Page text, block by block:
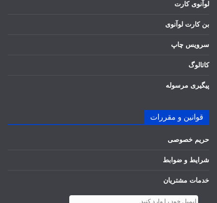
لوآنوی کارت
بن کارت لوآنوی
سرویس چاپ
کاتالوگ
پیگیری مرسوله
قوانین و مقررات
حریم خصوصی
شرایط و ضوابط
خدمات مشتریان